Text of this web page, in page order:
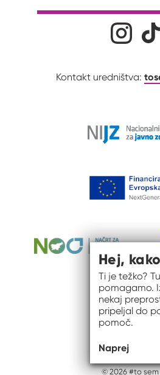
Družabna omrežja
Kontakt uredništva:
© 2026 #to sem
Hej,
Ti je težko?
pomagamo.
nekaj
pripeljal do
pomoč.
Naprej